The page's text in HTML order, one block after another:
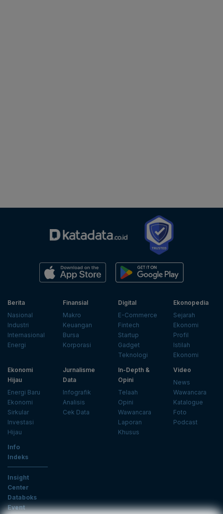
Berita
Nasional
Industri
Internasional
Energi
Finansial
Makro
Keuangan
Bursa
Korporasi
Digital
E-Commerce
Fintech
Startup
Gadget
Teknologi
Ekonopedia
Sejarah
Ekonomi
Profil
Istilah
Ekonomi
Ekonomi
Hijau
Energi Baru
Ekonomi
Sirkular
Investasi
Hijau
Jurnalisme
Data
Infografik
Analisis
Cek Data
In-Depth &
Opini
Telaah
Opini
Wawancara
Laporan
Khusus
Video
News
Wawancara
Katalogue
Foto
Podcast
Info
Indeks
Insight
Center
Databoks
Event